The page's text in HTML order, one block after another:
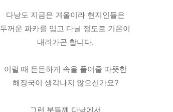
다낭도 지금은 겨울이라 현지인들은
두꺼운 파카를 입고 다닐 정도로 기온이
내려가곤 합니다.
이럴 때 든든하게 속을 풀어줄 따뜻한
해장국이 생각나지 않으신가요?
그런 분들께 다낭에서